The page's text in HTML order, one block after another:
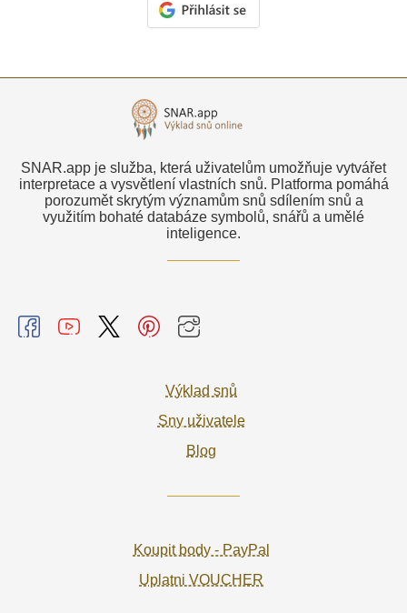
SNAR.app je služba, která uživatelům umožňuje vytvářet
interpretace a vysvětlení vlastních snů. Platforma pomáhá
porozumět skrytým významům snů sdílením snů a
využitím bohaté databáze symbolů, snářů a umělé
inteligence.
Výklad snů
Sny uživatele
Blog
Koupit body - PayPal
Uplatni VOUCHER